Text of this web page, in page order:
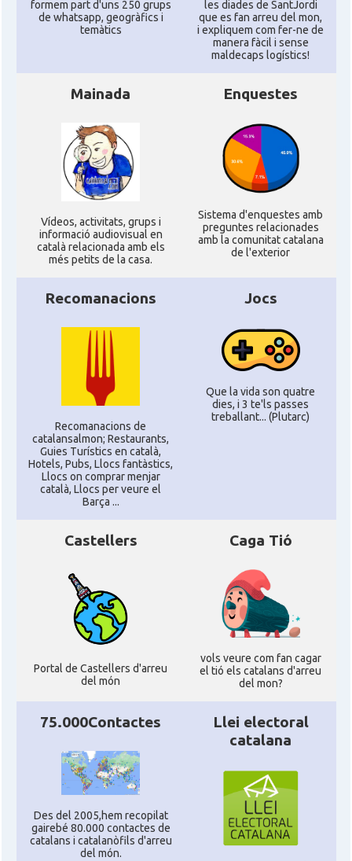
* + ambaixades i consolats
formem part d'uns 250 grups
de whatsapp, geogràfics i
temàtics
les diades de SantJordi
que es fan arreu del mon,
i expliquem com fer-ne de
manera fàcil i sense
maldecaps logí­stics!
Mainada
Ví­deos, activitats, grups i
informació audiovisual en
català relacionada amb els
més petits de la casa.
Enquestes
Sistema d'enquestes amb
preguntes relacionades
amb la comunitat catalana
de l'exterior
Recomanacions
Recomanacions de
catalansalmon; Restaurants,
Guies Turístics en català,
Hotels, Pubs, Llocs fantàstics,
Llocs on comprar menjar
català, Llocs per veure el
Barça ...
Jocs
Que la vida son quatre
dies, i 3 te'ls passes
treballant... (Plutarc)
Castellers
Portal de Castellers d'arreu
del món
Caga Tió
vols veure com fan cagar
el tió els catalans d'arreu
del mon?
75.000Contactes
Des del 2005,hem recopilat
gairebé 80.000 contactes de
catalans i catalanòfils d'arreu
del món.
Llei electoral
catalana